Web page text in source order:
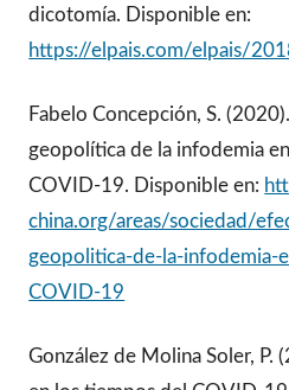
dicotomía. Disponible en:
https://elpais.com/elpais/
Fabelo Concepción, S.
geopolítica de la infodemia
COVID-19. Disponible en:
china.org/areas/sociedad/
geopolitica-de-la-infodemia-
COVID-19
González de Molina Soler, P.